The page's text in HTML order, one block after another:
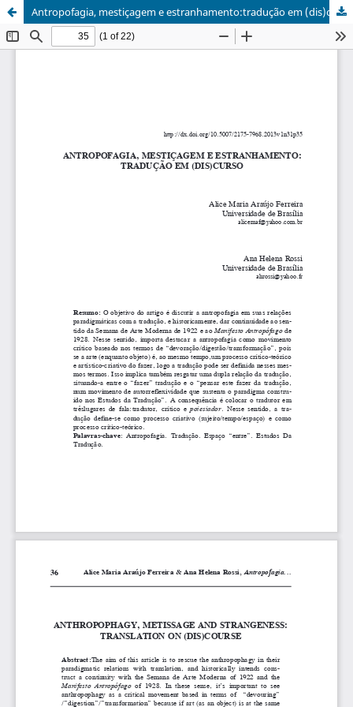
Antropofagia, mestiçagem e estranhamento:tradução em (dis)curso